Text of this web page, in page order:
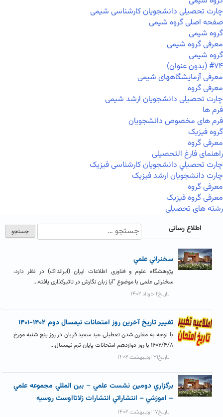
چارت تحصیلی دانشجویان کارشناسی شیمی
صفحه اصلی گروه شیمی
گروه شیمی
معرفی گروه شیمی
گروه شیمی
#۷۴ (بدون عنوان)
معرفی آزمایشگاههای شیمی
معرفی گروه
چارت تحصیلی دانشجویان ارشد شیمی
فرم ها
فرم های مخصوص دانشجویان
گروه فیزیک
معرفی گروه
راهنمای فارغ التحصیلی
چارت تحصيلي دانشجویان کارشناسی فیزیک
چارت دانشجویان ارشد فیزیک
معرفی گروه
معرفی گروه فیزیک
رشته های تحصیلی
اطلاع رسانی
سخنراني علمي
پژوهشگاه علوم و فناوری اطلاعات ایران (ایرانداک) در نظر دارد،
سخنرانی علمی با موضوع "آیا زبان نگارش در تاثیرکذاری یافته...
تاریخ۲ خرداد ۱۴۰۲
تغيير تاريخ آخرين روز امتحانات نيمسال دوم ۱۴۰۲-۱۴۰۱
با توجه به مقارن شدن تعطیلی عید سعید قربان در روز پنج شنبه مورخ
۱۴۰۲/۴/۸ با روز دوازدهم امتحانات پایان ترم نیمسال...
تاریخ۳۱ اردیبهشت ۱۴۰۲
برگزاري دومين نشست علمي – بين المللي مجموعه علمي
– اموزشي – انتشاراتي انتشارات زلاتااوست روسيه
تاریخ۱۷ اردیبهشت ۱۴۰۲